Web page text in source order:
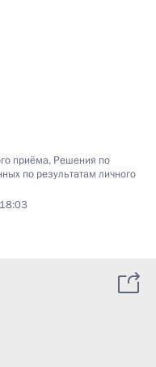
приёма, Решения по
по результатам личного